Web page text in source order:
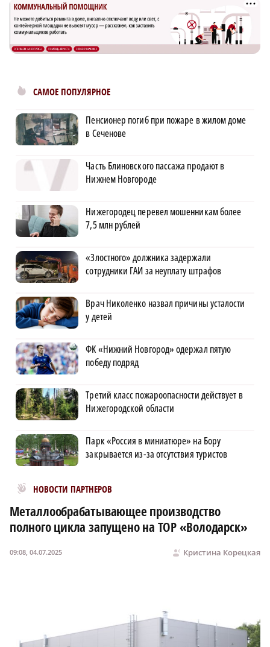
САМОЕ ПОПУЛЯРНОЕ
Пенсионер погиб при пожаре в жилом доме
в Сеченове
Часть Блиновского пассажа продают в
Нижнем Новгороде
Нижегородец перевел мошенникам более
7,5 млн рублей
«Злостного» должника задержали
сотрудники ГАИ за неуплату штрафов
Врач Николенко назвал причины усталости
у детей
ФК «Нижний Новгород» одержал пятую
победу подряд
Третий класс пожароопасности действует в
Нижегородской области
Парк «Россия в миниатюре» на Бору
закрывается из-за отсутствия туристов
НОВОСТИ ПАРТНЕРОВ
Новости МирТесен
Металлообрабатывающее производство
полного цикла запущено на ТОР «Володарск»
Кристина Корецкая
09:08, 04.07.2025